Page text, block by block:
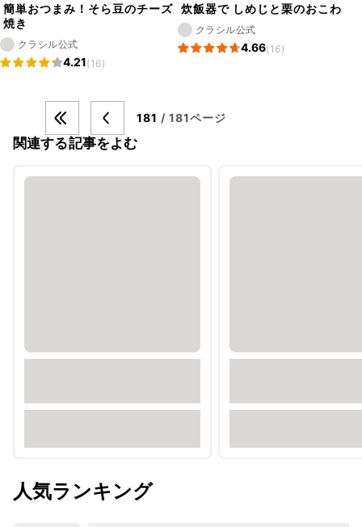
簡単おつまみ！そら豆のチーズ
焼き
クラシル公式
4.21(16)
炊飯器で しめじと栗のおこわ
クラシル公式
4.66(16)
181 / 181ページ
関連する記事をよむ
人気ランキング